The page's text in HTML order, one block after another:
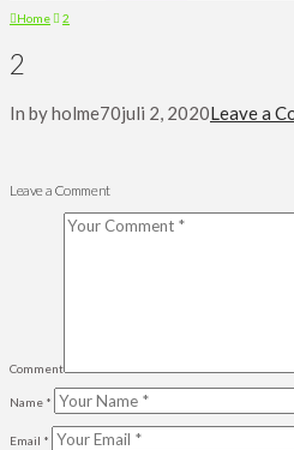
Home
2
2
In by holme70juli 2, 2020Leave a
Leave a Comment
Comment
Name *
Email *